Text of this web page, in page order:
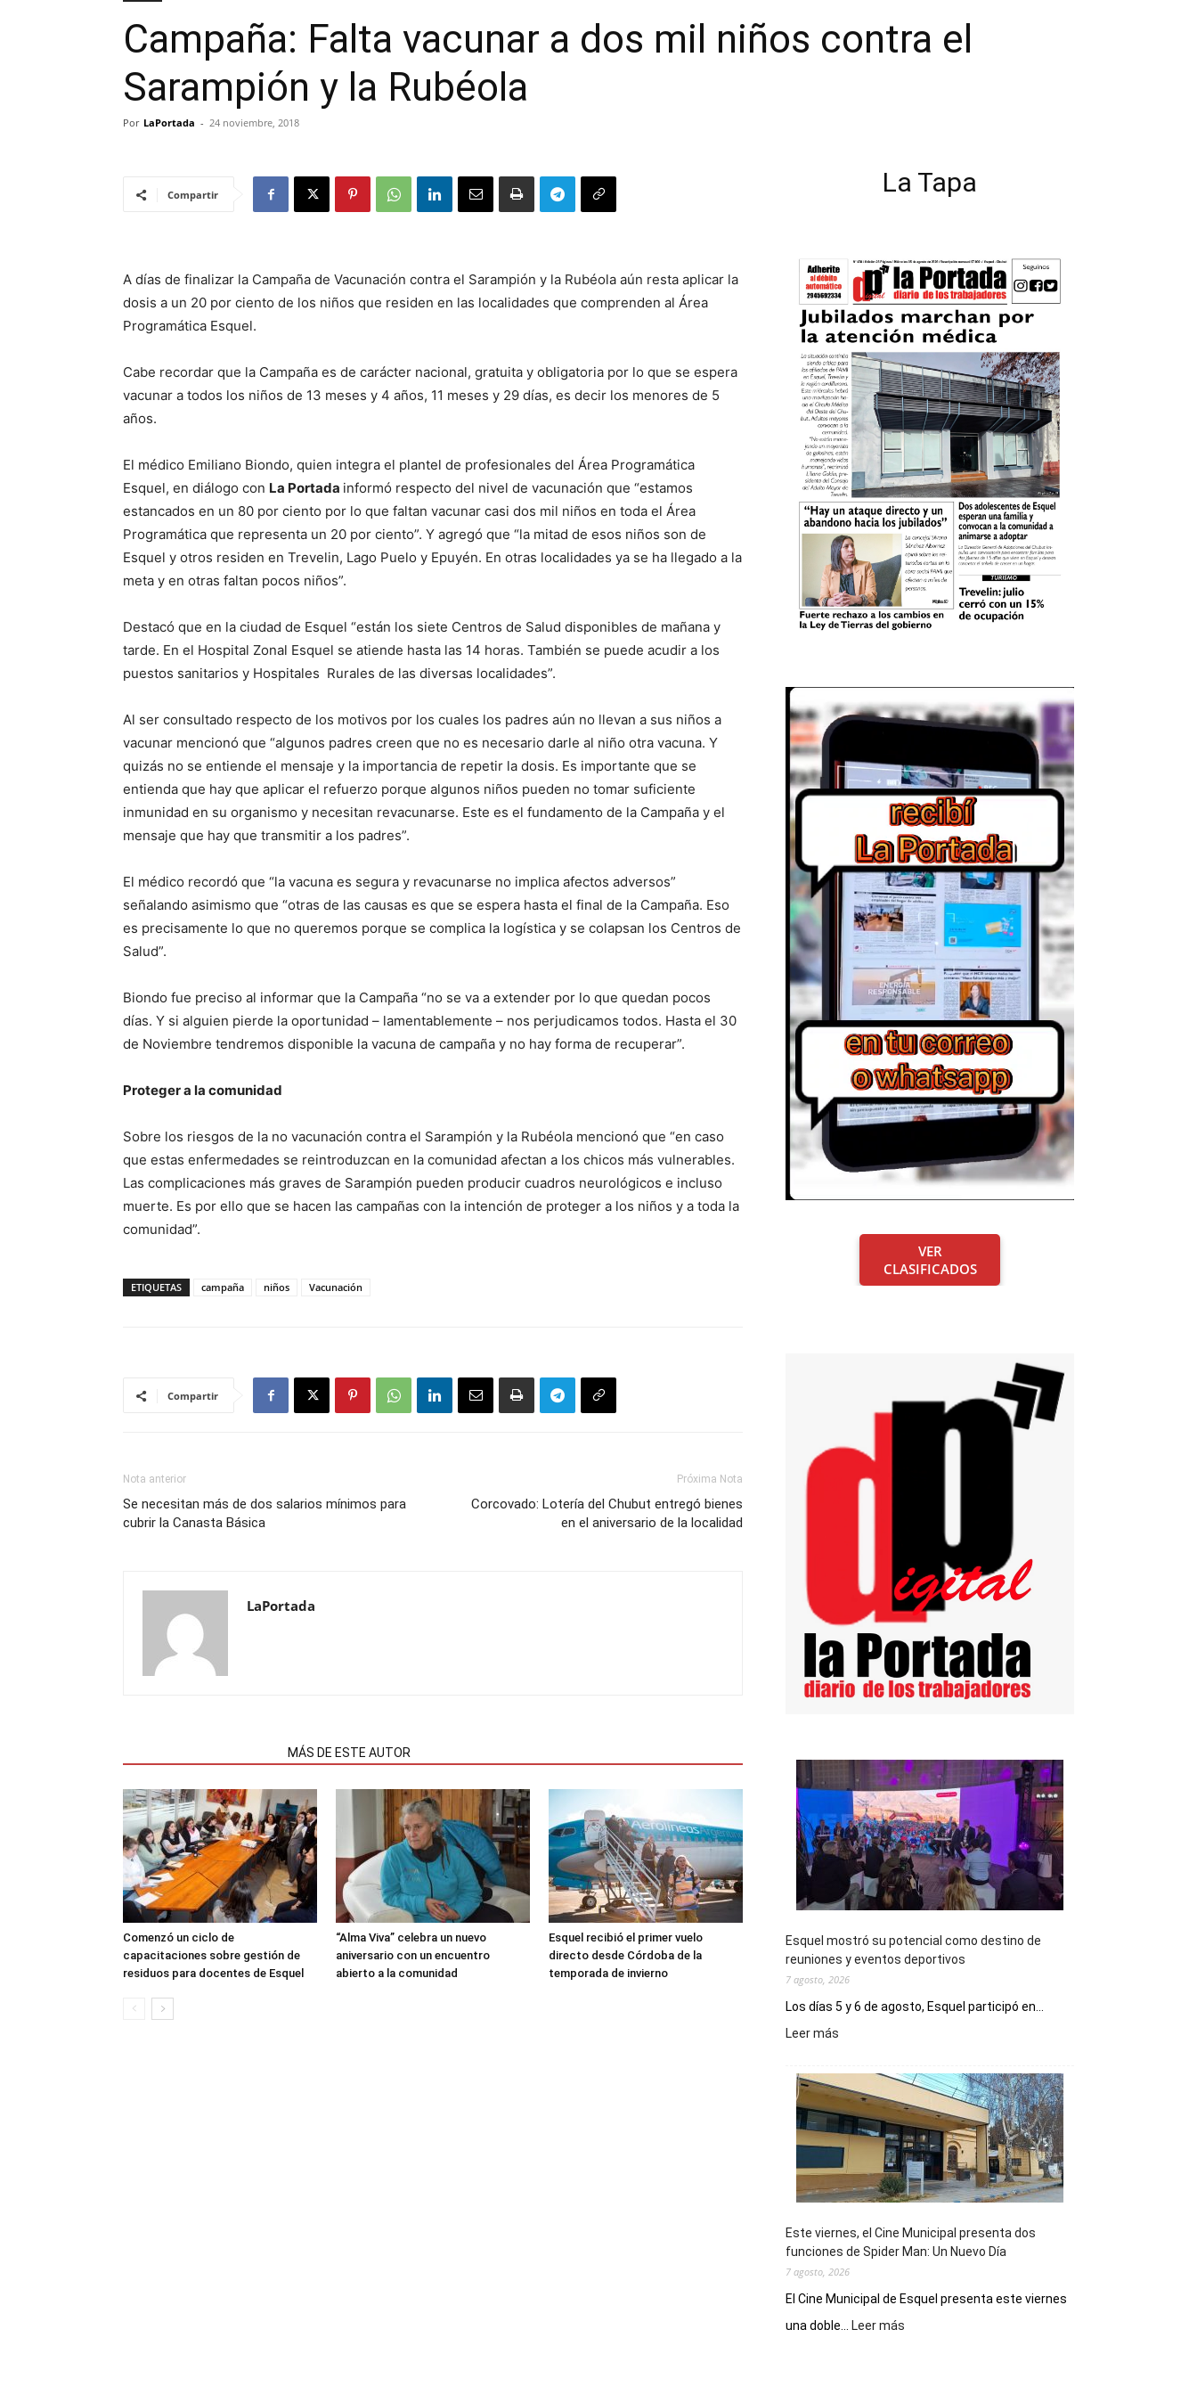
Campaña: Falta vacunar a dos mil niños contra el
Sarampión y la Rubéola
Por LaPortada - 24 noviembre, 2018
Compartir
A días de finalizar la Campaña de Vacunación contra el Sarampión y la Rubéola aún resta aplicar la
dosis a un 20 por ciento de los niños que residen en las localidades que comprenden al Área
Programática Esquel.
Cabe recordar que la Campaña es de carácter nacional, gratuita y obligatoria por lo que se espera
vacunar a todos los niños de 13 meses y 4 años, 11 meses y 29 días, es decir los menores de 5
años.
El médico Emiliano Biondo, quien integra el plantel de profesionales del Área Programática
Esquel, en diálogo con La Portada informó respecto del nivel de vacunación que “estamos
estancados en un 80 por ciento por lo que faltan vacunar casi dos mil niños en toda el Área
Programática que representa un 20 por ciento”. Y agregó que “la mitad de esos niños son de
Esquel y otros residen en Trevelin, Lago Puelo y Epuyén. En otras localidades ya se ha llegado a la
meta y en otras faltan pocos niños”.
Destacó que en la ciudad de Esquel “están los siete Centros de Salud disponibles de mañana y
tarde. En el Hospital Zonal Esquel se atiende hasta las 14 horas. También se puede acudir a los
puestos sanitarios y Hospitales Rurales de las diversas localidades”.
Al ser consultado respecto de los motivos por los cuales los padres aún no llevan a sus niños a
vacunar mencionó que “algunos padres creen que no es necesario darle al niño otra vacuna. Y
quizás no se entiende el mensaje y la importancia de repetir la dosis. Es importante que se
entienda que hay que aplicar el refuerzo porque algunos niños pueden no tomar suficiente
inmunidad en su organismo y necesitan revacunarse. Este es el fundamento de la Campaña y el
mensaje que hay que transmitir a los padres”.
El médico recordó que “la vacuna es segura y revacunarse no implica afectos adversos”
señalando asimismo que “otras de las causas es que se espera hasta el final de la Campaña. Eso
es precisamente lo que no queremos porque se complica la logística y se colapsan los Centros de
Salud”.
Biondo fue preciso al informar que la Campaña “no se va a extender por lo que quedan pocos
días. Y si alguien pierde la oportunidad – lamentablemente – nos perjudicamos todos. Hasta el 30
de Noviembre tendremos disponible la vacuna de campaña y no hay forma de recuperar”.
Proteger a la comunidad
Sobre los riesgos de la no vacunación contra el Sarampión y la Rubéola mencionó que “en caso
que estas enfermedades se reintroduzcan en la comunidad afectan a los chicos más vulnerables.
Las complicaciones más graves de Sarampión pueden producir cuadros neurológicos e incluso
muerte. Es por ello que se hacen las campañas con la intención de proteger a los niños y a toda la
comunidad”.
ETIQUETAS campaña niños Vacunación
Compartir
Nota anterior
Se necesitan más de dos salarios mínimos para
cubrir la Canasta Básica
Próxima Nota
Corcovado: Lotería del Chubut entregó bienes
en el aniversario de la localidad
LaPortada
MÁS DE ESTE AUTOR
Comenzó un ciclo de
capacitaciones sobre gestión de
residuos para docentes de Esquel
“Alma Viva” celebra un nuevo
aniversario con un encuentro
abierto a la comunidad
Esquel recibió el primer vuelo
directo desde Córdoba de la
temporada de invierno
La Tapa
VER
CLASIFICADOS
Esquel mostró su potencial como destino de
reuniones y eventos deportivos
7 agosto, 2026
Los días 5 y 6 de agosto, Esquel participó en...
Leer más
su
potencial
como
destino
de
reuniones
y
deportivos
Este viernes, el Cine Municipal presenta dos
funciones de Spider Man: Un Nuevo Día
7 agosto, 2026
El Cine Municipal de Esquel presenta este viernes
una doble...
Leer más